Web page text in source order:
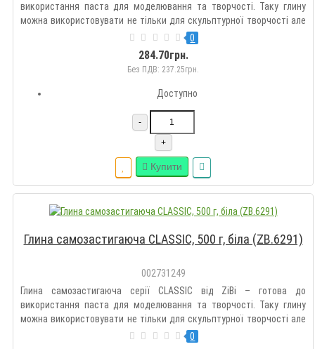
використання паста для моделювання та творчості. Таку глину
можна використовувати не тільки для скульптурної творчості але
й для покриття різних поверхонь, таких як дерево, пластик, картон,
скло або метал. П ідходить для моделювання та ліплення..
0
284.70грн.
Без ПДВ: 237.25грн.
Доступно
-
+
Купити
Глина самозастигаюча CLASSIC, 500 г, біла (ZB.6291)
002731249
Глина самозастигаюча серії CLASSIC від ZiBi – готова до
використання паста для моделювання та творчості. Таку глину
можна використовувати не тільки для скульптурної творчості але
й для покриття різних поверхонь, таких як дерево, пластик, картон,
скло або метал. П ідходить для моделювання та ліплення..
0